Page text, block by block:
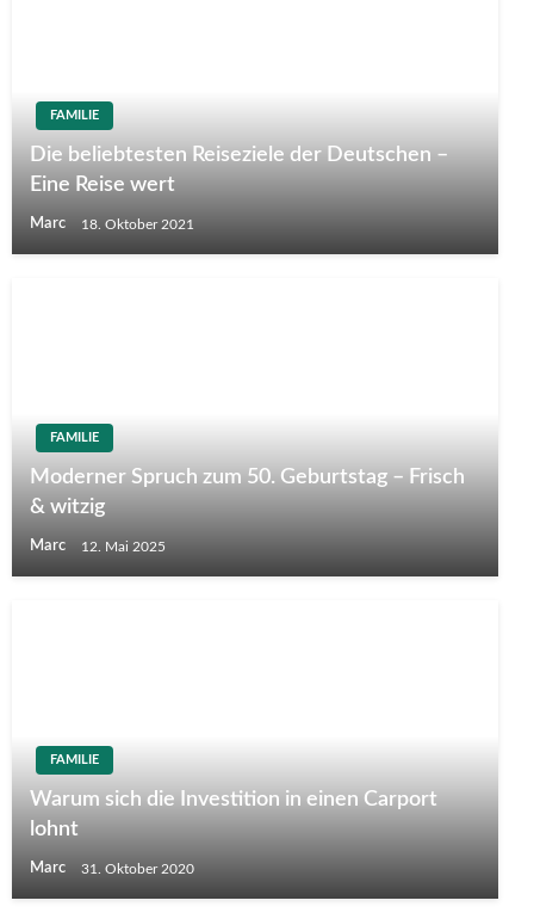
FAMILIE
Die beliebtesten Reiseziele der Deutschen –
Eine Reise wert
Marc 18. Oktober 2021
FAMILIE
Moderner Spruch zum 50. Geburtstag – Frisch
& witzig
Marc 12. Mai 2025
FAMILIE
Warum sich die Investition in einen Carport
lohnt
Marc 31. Oktober 2020